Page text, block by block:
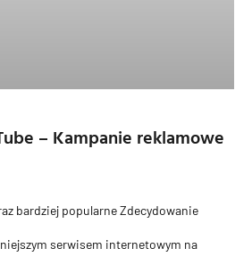
– Kampanie reklamowe
bardziej popularne Zdecydowanie
serwisem internetowym na